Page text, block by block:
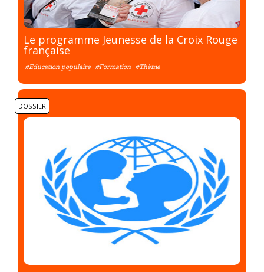
Le programme Jeunesse de la Croix Rouge
française
#Education populaire #Formation #Thème
DOSSIER